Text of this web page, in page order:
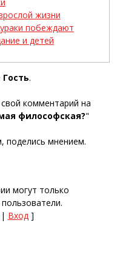
жизни
побеждают
и детей
Гость.
комментарий на
философская?"
поделись мнением.
могут только
| Вход]